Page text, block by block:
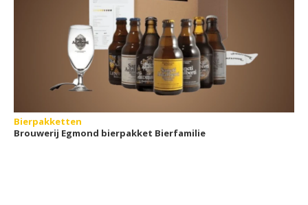
Bierpakketten
Brouwerij Egmond bierpakket Bierfamilie